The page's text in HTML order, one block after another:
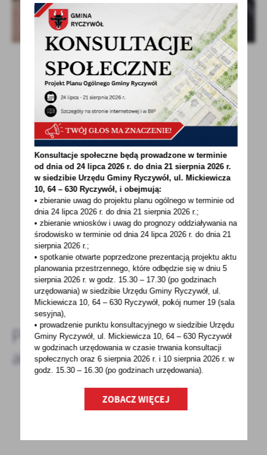
POWRÓT UDOSTĘPNIJ
POPRZEDNI NASTĘPNY
Spodobała Ci się informacja? Zostaw nam swoją opinię
- to dla Ciebie staramy się być najlepsi, a Twoje zdanie
bardzo nam w tym pomoże!
DODAJ KOMENTARZ
Pozostałe
aktualności
17 - 09 - 2021
Konsultacje społeczne będą prowadzone w terminie
od dnia od 24 lipca 2026 r. do dnia 21 sierpnia 2026 r.
w siedzibie Urzędu Gminy Ryczywół, ul. Mickiewicza
10, 64 – 630 Ryczywół, i obejmują:
• zbieranie uwag do projektu planu ogólnego w terminie od
dnia 24 lipca 2026 r. do dnia 21 sierpnia 2026 r.;
• zbieranie wniosków i uwag do prognozy oddziaływania na
środowisko w terminie od dnia 24 lipca 2026 r. do dnia 21
sierpnia 2026 r.;
• spotkanie otwarte poprzedzone prezentacją projektu aktu
planowania przestrzennego, które odbędzie się w dniu 5
sierpnia 2026 r.w godz. 15.30 – 17.30 (po godzinach
urzędowania) w siedzibie Urzędu Gminy Ryczywół, ul.
Mickiewicza 10, 64 – 630 Ryczywół, pokójnumer 19 (sala
sesyjna),
• prowadzenie punktu konsultacyjnego w siedzibie Urzędu
Gminy Ryczywół, ul. Mickiewicza 10, 64 – 630 Ryczywół
w godzinachurzędowania w czasie trwania konsultacji
społecznych oraz 6 sierpnia 2026 r. i 10 sierpnia 2026 r. w
godz. 15.30 – 16.30 (po godzinachurzędowania).
ZOBACZ WIĘCEJ